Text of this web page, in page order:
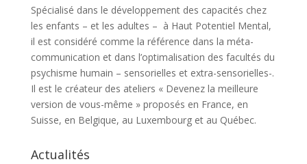
Spécialisé dans le développement des capacités chez
les enfants – et les adultes – à Haut Potentiel Mental,
il est considéré comme la référence dans la méta-
communication et dans l’optimalisation des facultés du
psychisme humain – sensorielles et extra-sensorielles-.
Il est le créateur des ateliers « Devenez la meilleure
version de vous-même » proposés en France, en
Suisse, en Belgique, au Luxembourg et au Québec.
Actualités